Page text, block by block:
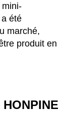
a été
marché,
produit en